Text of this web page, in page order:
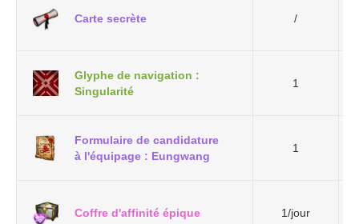
Carte secrète /
Glyphe de navigation :
Singularité
1
Formulaire de candidature
à l'équipage : Eungwang
1
Coffre d'affinité épique 1/jour